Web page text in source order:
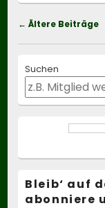
← Ältere Beiträge
Sidebar
Widget
Area
Suchen
Bleib‘ auf
abonniere